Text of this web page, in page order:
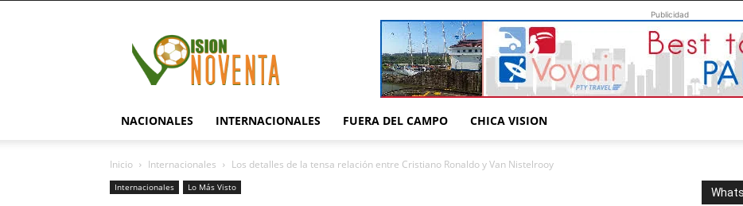
Publicidad
NACIONALES INTERNACIONALES FUERA DEL CAMPO CHICA VISION
Inicio Internacionales Los detalles de la tensa relación entre Cristiano Ronaldo y Van Nistelrooy
Internacionales Lo Más Visto